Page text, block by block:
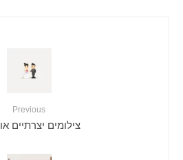
Previous
צילומים יצרתיים או NFT